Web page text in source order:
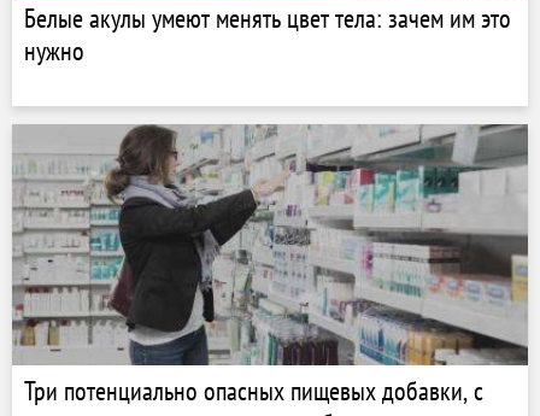
Белые акулы умеют менять цвет тела: зачем им это
нужно
Три потенциально опасных пищевых добавки, с